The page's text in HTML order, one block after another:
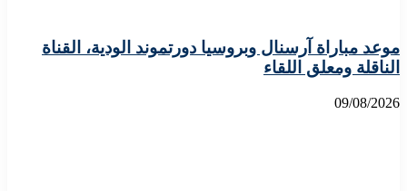
موعد مباراة آرسنال وبروسيا دورتموند الودية، القناة
الناقلة ومعلق اللقاء
09/08/2026